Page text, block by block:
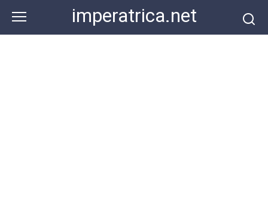
контенту
imperatrica.net